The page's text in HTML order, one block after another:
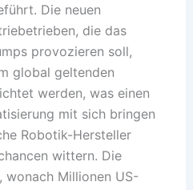
Die neuen
die das
provozieren soll,
global geltenden
werden, was einen
mit sich bringen
Robotik-Hersteller
wittern. Die
wonach Millionen US-